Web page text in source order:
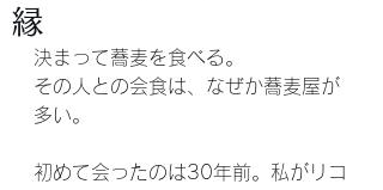
縁
決まって蕎麦を食べる。
その人との会食は、なぜか蕎麦屋が
多い。
初めて会ったのは30年前。私がリコ